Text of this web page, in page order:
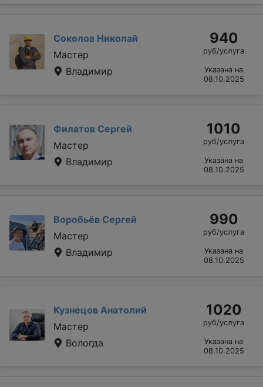
Соколов Николай
Мастер
Владимир
940
руб/услуга
Указана на
08.10.2025
Филатов Сергей
Мастер
Владимир
1010
руб/услуга
Указана на
08.10.2025
Воробьёв Сергей
Мастер
Владимир
990
руб/услуга
Указана на
08.10.2025
Кузнецов Анатолий
Мастер
Вологда
1020
руб/услуга
Указана на
08.10.2025